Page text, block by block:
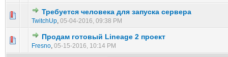
Требуется человека для запуска сервера
TwitchUp, 05-04-2016, 09:38 PM
0 голос(ов) - 0 из 5 в среднем
12345
Продам готовый Lineage 2 проект
Fresno, 05-15-2016, 10:14 PM
0 голос(ов) - 0 из 5 в среднем
12345